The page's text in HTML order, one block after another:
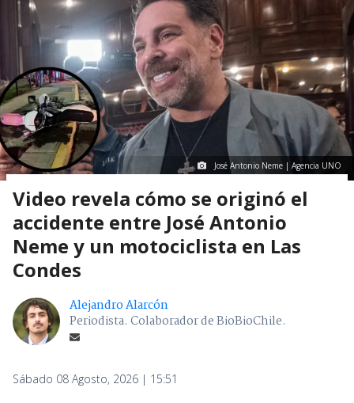
José Antonio Neme | Agencia UNO
Video revela cómo se originó el
accidente entre José Antonio
Neme y un motociclista en Las
Condes
Alejandro Alarcón
Periodista. Colaborador de BioBioChile.
Sábado 08 Agosto, 2026 | 15:51